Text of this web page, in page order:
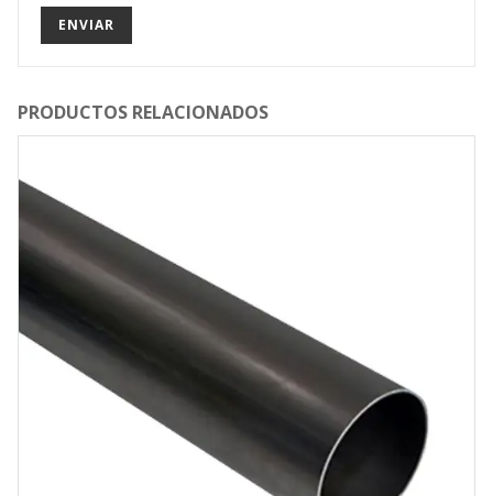
PRODUCTOS RELACIONADOS